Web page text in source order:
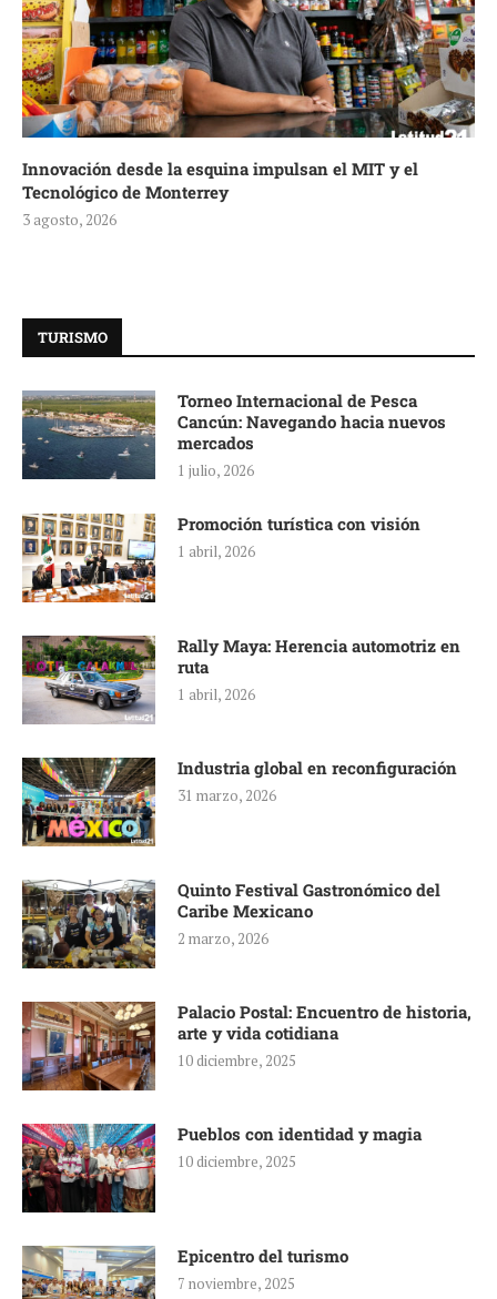
Innovación desde la esquina impulsan el MIT y el
Tecnológico de Monterrey
3 agosto, 2026
TURISMO
Torneo Internacional de Pesca
Cancún: Navegando hacia nuevos
mercados
1 julio, 2026
Promoción turística con visión
1 abril, 2026
Rally Maya: Herencia automotriz en
ruta
1 abril, 2026
Industria global en reconfiguración
31 marzo, 2026
Quinto Festival Gastronómico del
Caribe Mexicano
2 marzo, 2026
Palacio Postal: Encuentro de historia,
arte y vida cotidiana
10 diciembre, 2025
Pueblos con identidad y magia
10 diciembre, 2025
Epicentro del turismo
7 noviembre, 2025